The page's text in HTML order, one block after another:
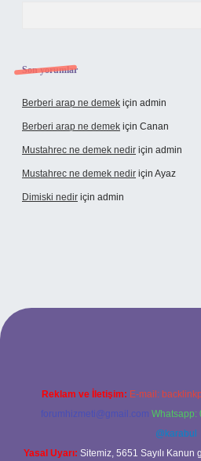
Son yorumlar
Berberi arap ne demek için admin
Berberi arap ne demek için Canan
Mustahrec ne demek nedir için admin
Mustahrec ne demek nedir için Ayaz
Dimiski nedir için admin
Reklam ve İletişim: E-mail:
forumhizmeti@gmail.com Whatsapp:
@karabul
Yasal Uyarı: Sitemiz, 5651 Sayılı